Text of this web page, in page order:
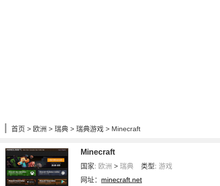
首页 > 欧洲 > 瑞典 > 瑞典游戏 > Minecraft
Minecraft
国家: 欧洲 >瑞典 类型: 游戏
网址： minecraft.net